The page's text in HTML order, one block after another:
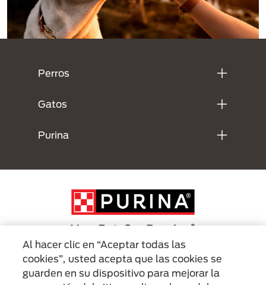
Perros
Gatos
Purina
Menu Footer Secundario Purina
Al hacer clic en “Aceptar todas las
cookies”, usted acepta que las cookies se
guarden en su dispositivo para mejorar la